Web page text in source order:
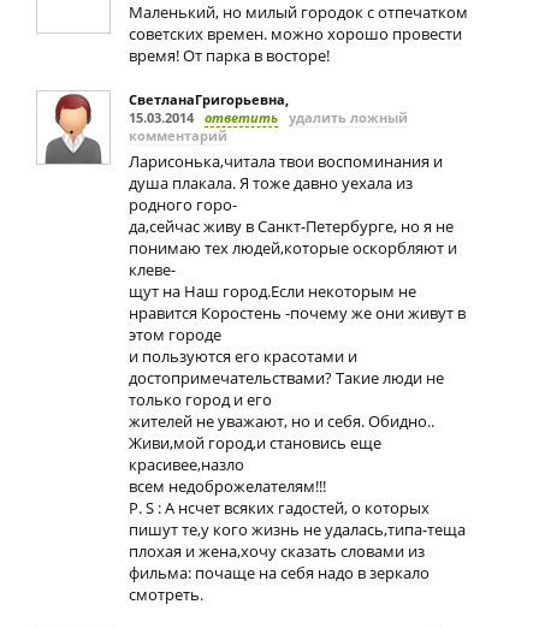
Маленький, но милый городок с отпечатком
советских времен. можно хорошо провести
время! От парка в восторе!
СветланаГригорьевна,
15.03.2014 ответить удалить ложный
комментарий
Ларисонька,читала твои воспоминания и
душа плакала. Я тоже давно уехала из
родного горо-
да,сейчас живу в Санкт-Петербурге, но я не
понимаю тех людей,которые оскорбляют и
клеве-
щут на Наш город.Если некоторым не
нравится Коростень -почему же они живут в
этом городе
и пользуются его красотами и
достопримечательствами? Такие люди не
только город и его
жителей не уважают, но и себя. Обидно..
Живи,мой город,и становись еще
красивее,назло
всем недоброжелателям!!!
P. S : А нсчет всяких гадостей, о которых
пишут те,у кого жизнь не удалась,типа-теща
плохая и жена,хочу сказать словами из
фильма: почаще на себя надо в зеркало
смотреть.